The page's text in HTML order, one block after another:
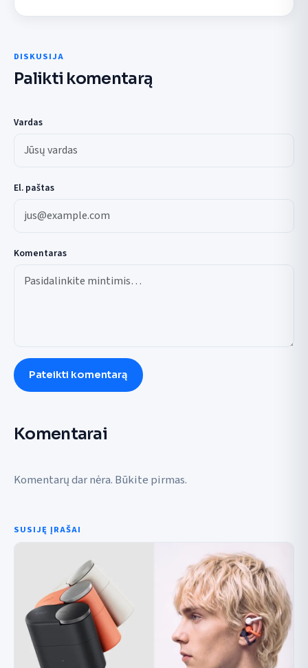
DISKUSIJA
Palikti komentarą
Vardas
El. paštas
Komentaras
Pateikti komentarą
Komentarai
Komentarų dar nėra. Būkite pirmas.
SUSIJĘ ĮRAŠAI